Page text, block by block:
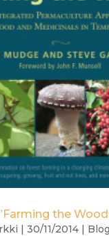
the
| 30/11/2014|